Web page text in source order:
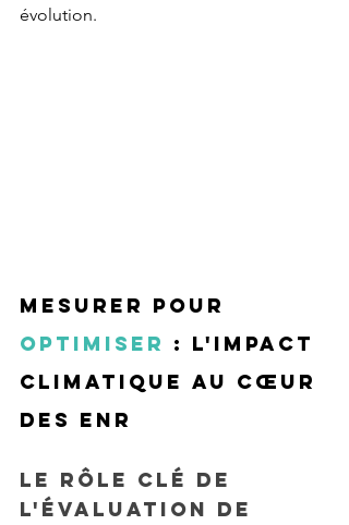
évolution.
Mesurer pour
optimiser : l'impact
climatique au cœur
des EnR
Le rôle clé de
l'évaluation de